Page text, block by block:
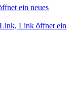
ein neues
Link öffnet ein